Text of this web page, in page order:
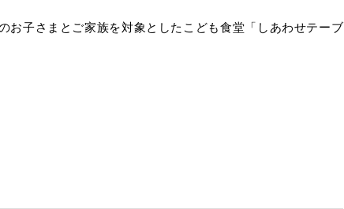
お子さまとご家族を対象としたこども食堂「しあわせテーブ